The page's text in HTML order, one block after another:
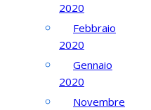
2020
Febbraio
2020
Gennaio
2020
Novembre